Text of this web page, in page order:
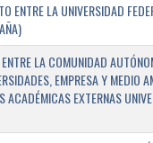
ENTRE LA UNIVERSIDAD
LA COMUNIDAD
EMPRESA Y MEDIO
ACADÉMICAS EXTERNAS